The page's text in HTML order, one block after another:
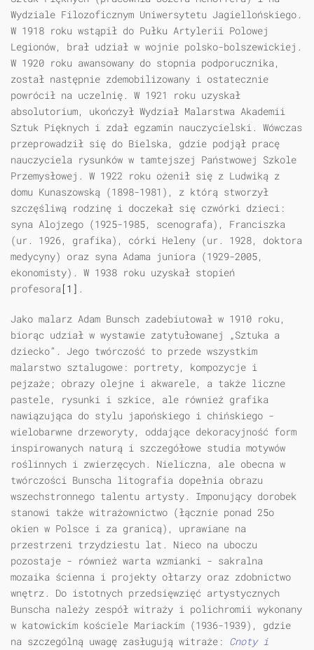
Wydziale Filozoficznym Uniwersytetu Jagiellońskiego.
W 1918 roku wstąpił do Pułku Artylerii Polowej
Legionów, brał udział w wojnie polsko-bolszewickiej.
W 1920 roku awansowany do stopnia podporucznika,
został następnie zdemobilizowany i ostatecznie
powrócił na uczelnię. W 1921 roku uzyskał
absolutorium, ukończył Wydział Malarstwa Akademii
Sztuk Pięknych i zdał egzamin nauczycielski. Wówczas
przeprowadził się do Bielska, gdzie podjął pracę
nauczyciela rysunków w tamtejszej Państwowej Szkole
Przemysłowej. W 1922 roku ożenił się z Ludwiką z
domu Kunaszowską (1898-1981), z którą stworzył
szczęśliwą rodzinę i doczekał się czwórki dzieci:
syna Alojzego (1925-1985, scenografa), Franciszka
(ur. 1926, grafika), córki Heleny (ur. 1928, doktora
medycyny) oraz syna Adama juniora (1929-2005,
ekonomisty). W 1938 roku uzyskał stopień
profesora[1] .
Jako malarz Adam Bunsch zadebiutował w 1910 roku,
biorąc udział w wystawie zatytułowanej „Sztuka a
dziecko”. Jego twórczość to przede wszystkim
malarstwo sztalugowe: portrety, kompozycje i
pejzaże; obrazy olejne i akwarele, a także liczne
pastele, rysunki i szkice, ale również grafika
nawiązująca do stylu japońskiego i chińskiego -
wielobarwne drzeworyty, oddające dekoracyjność form
inspirowanych naturą i szczegółowe studia motywów
roślinnych i zwierzęcych. Nieliczna, ale obecna w
twórczości Bunscha litografia dopełnia obrazu
wszechstronnego talentu artysty. Imponujący dorobek
stanowi także witrażownictwo (łącznie ponad 25o
okien w Polsce i za granicą), uprawiane na
przestrzeni trzydziestu lat. Nieco na uboczu
pozostaje - również warta wzmianki - sakralna
mozaika ścienna i projekty ołtarzy oraz zdobnictwo
wnętrz. Do istotnych przedsięwzięć artystycznych
Bunscha należy zespół witraży i polichromii wykonany
w katowickim kościele Mariackim (1936-1939), gdzie
na szczególną uwagę zasługują witraże: Cnoty i